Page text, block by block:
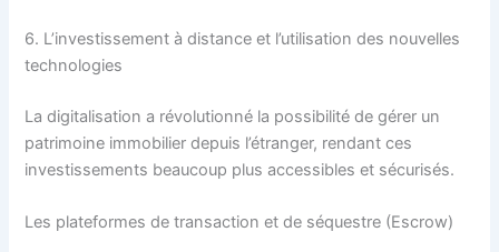
6. L’investissement à distance et l’utilisation des nouvelles
technologies
La digitalisation a révolutionné la possibilité de gérer un
patrimoine immobilier depuis l’étranger, rendant ces
investissements beaucoup plus accessibles et sécurisés.
Les plateformes de transaction et de séquestre (Escrow)